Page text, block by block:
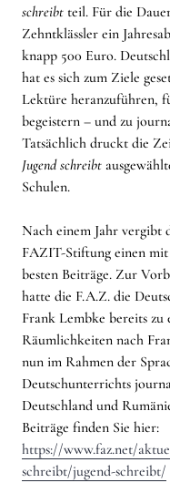
schreibt teil. Für die
Zehntklässler ein
knapp 500 Euro.
hat es sich zum Ziele
Lektüre heranzuführen,
begeistern – und zu
Tatsächlich druckt die
Jugend schreibt
Schulen.
Nach einem Jahr vergibt
FAZIT-Stiftung einen
besten Beiträge. Zur
hatte die F.A.Z. die
Frank Lembke bereits zu
Räumlichkeiten nach
nun im Rahmen der
Deutschunterrichts
Deutschland und
Beiträge finden Sie hier:
https://www.faz.net/
schreibt/jugend-schreibt/